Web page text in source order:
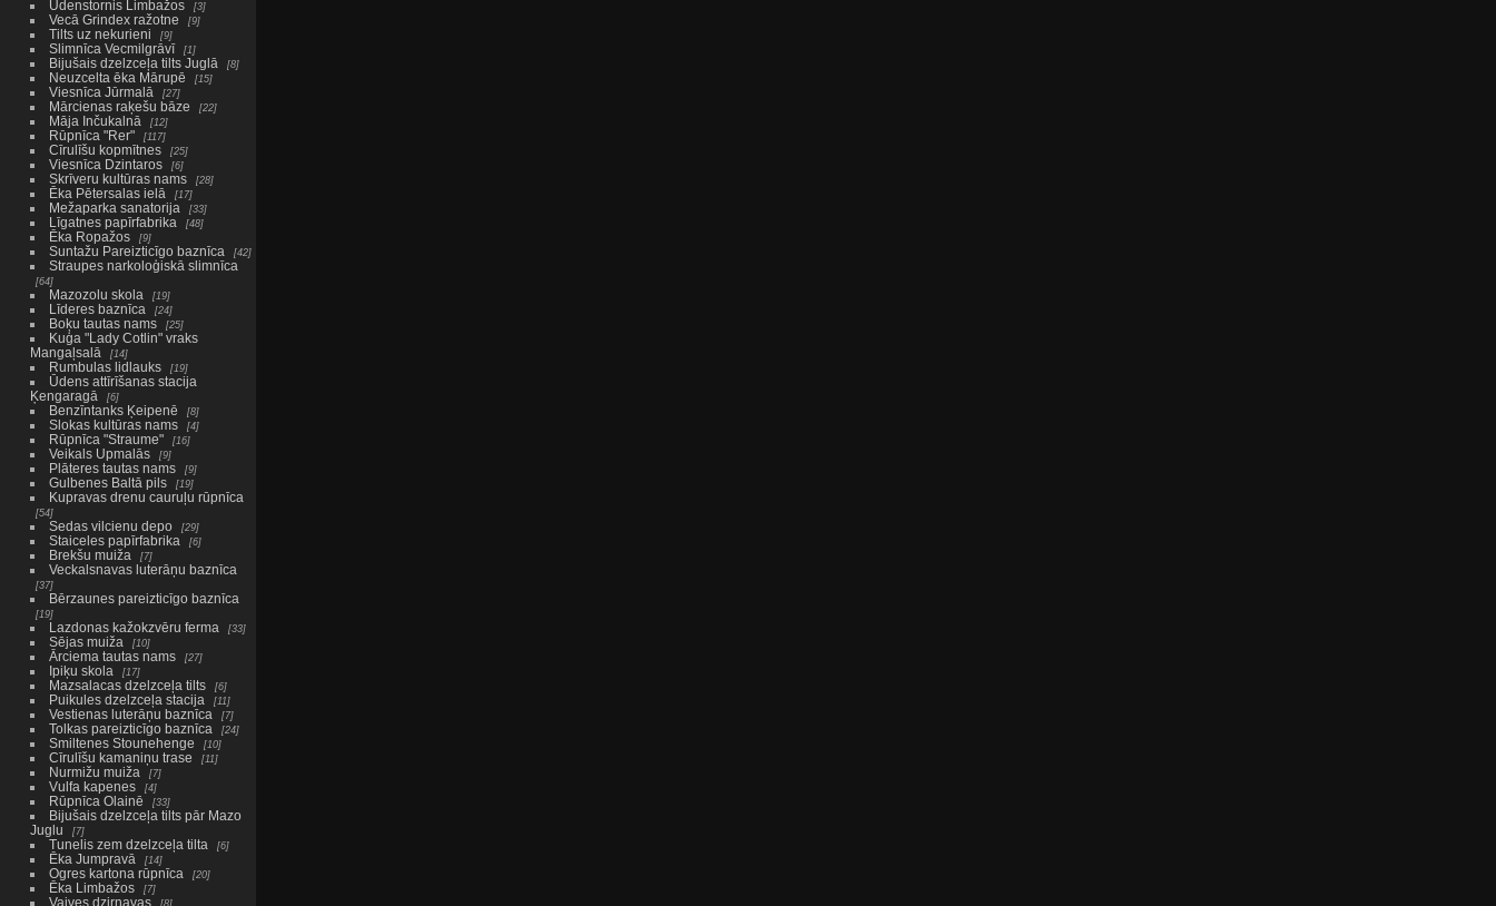
Ūdenstornis Limbažos 3
Vecā Grindex ražotne 9
Tilts uz nekurieni 9
Slimnīca Vecmilgrāvī 1
Bijušais dzelzceļa tilts Juglā 8
Neuzcelta ēka Mārupē 15
Viesnīca Jūrmalā 27
Mārcienas raķešu bāze 22
Māja Inčukalnā 12
Rūpnīca "Rer" 117
Cīrulīšu kopmītnes 25
Viesnīca Dzintaros 6
Skrīveru kultūras nams 28
Ēka Pētersalas ielā 17
Mežaparka sanatorija 33
Līgatnes papīrfabrika 48
Ēka Ropažos 9
Suntažu Pareizticīgo baznīca 42
Straupes narkoloģiskā slimnīca
64
Mazozolu skola 19
Līderes baznīca 24
Boķu tautas nams 25
Kuģa "Lady Cotlin" vraks
Mangaļsalā
14
Rumbulas lidlauks 19
Ūdens attīrīšanas stacija
Ķengaragā
6
Benzīntanks Ķeipenē 8
Slokas kultūras nams 4
Rūpnīca "Straume" 16
Veikals Upmalās 9
Plāteres tautas nams 9
Gulbenes Baltā pils 19
Kupravas drenu cauruļu rūpnīca
54
Sedas vilcienu depo 29
Staiceles papīrfabrika 6
Brekšu muiža 7
Veckalsnavas luterāņu baznīca
37
Bērzaunes pareizticīgo baznīca
19
Lazdonas kažokzvēru ferma 33
Sējas muiža 10
Ārciema tautas nams 27
Ipiķu skola 17
Mazsalacas dzelzceļa tilts 6
Puikules dzelzceļa stacija 11
Vestienas luterāņu baznīca 7
Tolkas pareizticīgo baznīca 24
Smiltenes Stounehenge 10
Cīrulīšu kamaniņu trase 11
Nurmižu muiža 7
Vulfa kapenes 4
Rūpnīca Olainē 33
Bijušais dzelzceļa tilts pār Mazo
Juglu
7
Tunelis zem dzelzceļa tilta 6
Ēka Jumpravā 14
Ogres kartona rūpnīca 20
Ēka Limbažos 7
Vaives dzirnavas